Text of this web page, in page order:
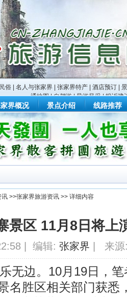
俗 名人与张家界 张家界特产 酒店预订
通地图|自驾游|导游风采|投诉建
界概况 景点介绍 线路推荐
讯 >>张家界旅游资讯 >> 详细内容
景区 11月8日将上
| 编辑: 张家界 | 来源
无边。10月19日，
名胜区相关部门获悉